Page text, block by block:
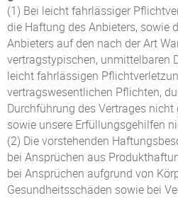
(1) Bei leicht fahrlässiger
die Haftung des Anbieters, sowie
Anbieters auf den nach der Art
vertragstypischen, unmittelbaren
leicht fahrlässigen
vertragswesentlichen Pflichten,
Durchführung des Vertrages
sowie unsere Erfüllungsgehilfen
(2) Die vorstehenden
bei Ansprüchen aus
bei Ansprüchen aufgrund von
Gesundheitsschäden sowie bei